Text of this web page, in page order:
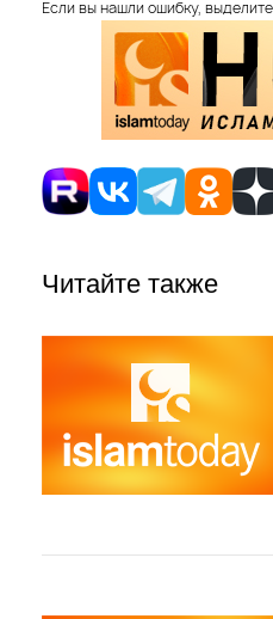
Если вы нашли ошибку,
Читайте также